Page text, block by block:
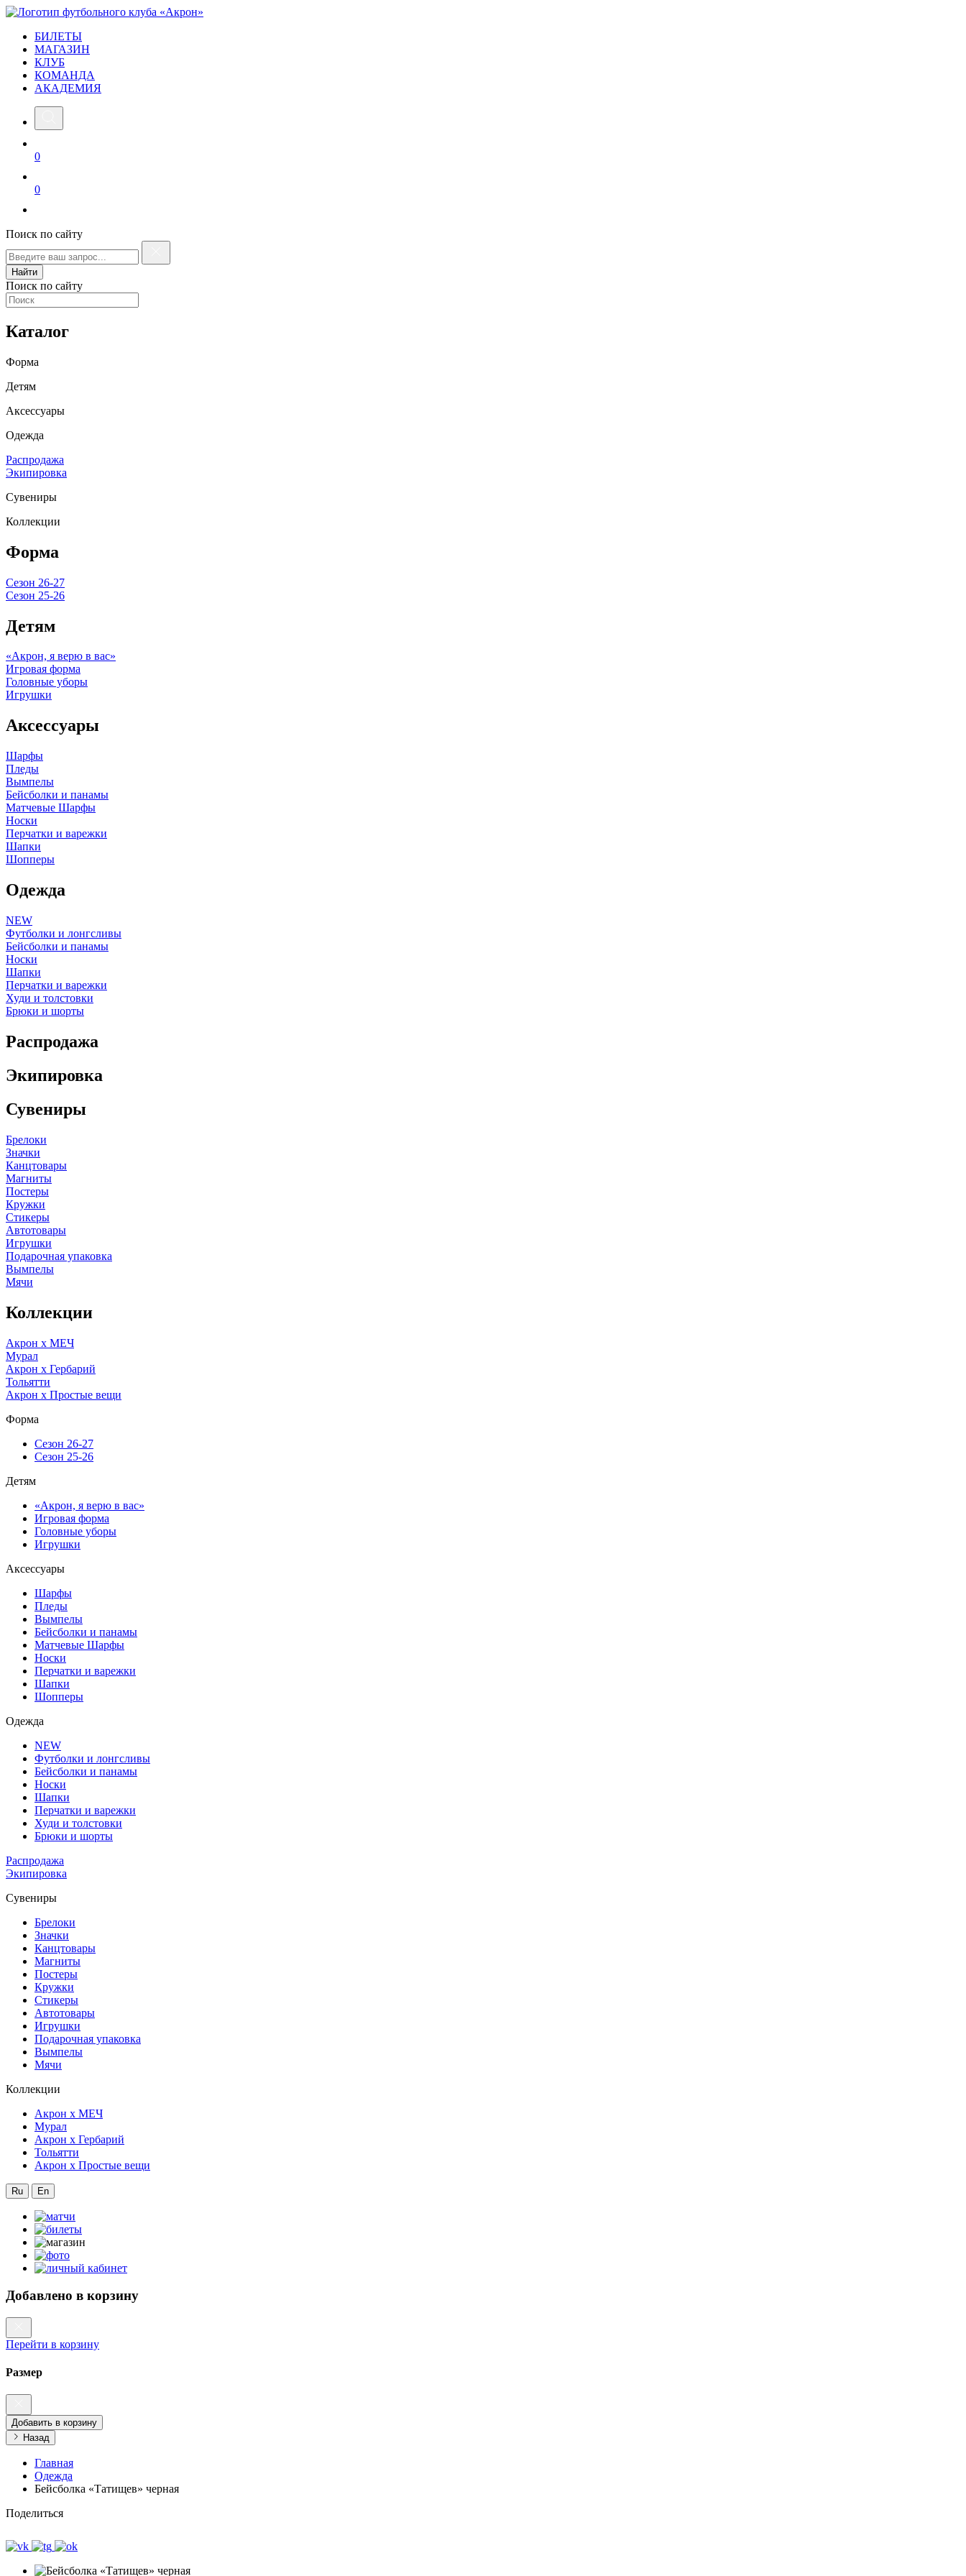
БИЛЕТЫ
МАГАЗИН
КЛУБ
КОМАНДА
АКАДЕМИЯ
0
0
Поиск по сайту
Найти
Поиск по сайту
Каталог
Форма
Детям
Аксессуары
Одежда
Распродажа
Экипировка
Сувениры
Коллекции
Форма
Сезон 26-27
Сезон 25-26
Детям
«Акрон, я верю в вас»
Игровая форма
Головные уборы
Игрушки
Аксессуары
Шарфы
Пледы
Вымпелы
Бейсболки и панамы
Матчевые Шарфы
Носки
Перчатки и варежки
Шапки
Шопперы
Одежда
NEW
Футболки и лонгсливы
Бейсболки и панамы
Носки
Шапки
Перчатки и варежки
Худи и толстовки
Брюки и шорты
Распродажа
Экипировка
Сувениры
Брелоки
Значки
Канцтовары
Магниты
Постеры
Кружки
Стикеры
Автотовары
Игрушки
Подарочная упаковка
Вымпелы
Мячи
Коллекции
Акрон x МЕЧ
Мурал
Акрон x Гербарий
Тольятти
Акрон x Простые вещи
Форма
Сезон 26-27
Сезон 25-26
Детям
«Акрон, я верю в вас»
Игровая форма
Головные уборы
Игрушки
Аксессуары
Шарфы
Пледы
Вымпелы
Бейсболки и панамы
Матчевые Шарфы
Носки
Перчатки и варежки
Шапки
Шопперы
Одежда
NEW
Футболки и лонгсливы
Бейсболки и панамы
Носки
Шапки
Перчатки и варежки
Худи и толстовки
Брюки и шорты
Распродажа
Экипировка
Сувениры
Брелоки
Значки
Канцтовары
Магниты
Постеры
Кружки
Стикеры
Автотовары
Игрушки
Подарочная упаковка
Вымпелы
Мячи
Коллекции
Акрон x МЕЧ
Мурал
Акрон x Гербарий
Тольятти
Акрон x Простые вещи
Ru En
Добавлено в корзину
Перейти в корзину
Размер
Добавить в корзину
Назад
Главная
Одежда
Бейсболка «Татищев» черная
Поделиться